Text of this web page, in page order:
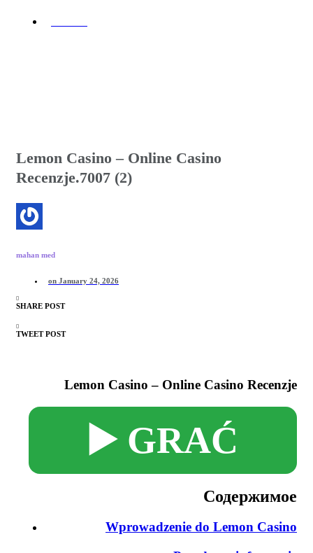
Lemon Casino – Online Casino
Recenzje.7007 (2)
mahan med
on January 24, 2026
SHARE POST
TWEET POST
Lemon Casino – Online Casino Recenzje
▶️ GRAĆ
Содержимое
Wprowadzenie do Lemon Casino